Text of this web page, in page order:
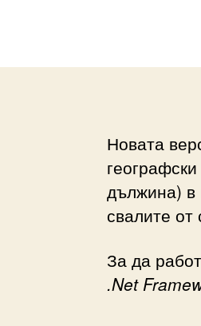
Новата
дължина) в
свалите от
За да
.Net